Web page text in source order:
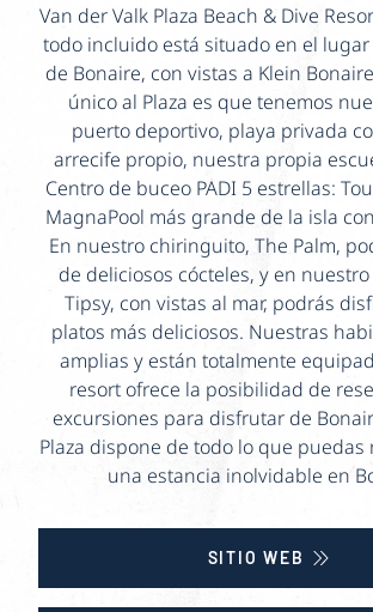
Van der Valk Plaza Beach & Dive
todo incluido está situado en el
de Bonaire, con vistas a Klein
único al Plaza es que tenemos
puerto deportivo, playa privada
arrecife propio, nuestra propia
Centro de buceo PADI 5 estrellas:
MagnaPool más grande de la isla
En nuestro chiringuito, The Palm,
de deliciosos cócteles, y en
Tipsy, con vistas al mar, podrás
platos más deliciosos. Nuestras
amplias y están totalmente
resort ofrece la posibilidad de
excursiones para disfrutar de
Plaza dispone de todo lo que puedas
una estancia inolvidable en
SITIO WEB